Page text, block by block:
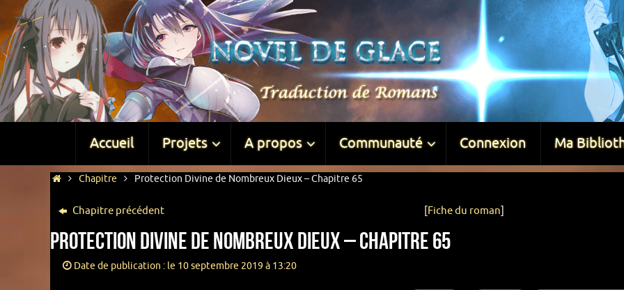
Accueil Projets A propos Communauté Connexion Ma
Chapitre Protection Divine de Nombreux Dieux – Chapitre 65
Chapitre précédent [Fiche du roman]
Protection Divine de Nombreux Dieux – Chapitre 65
Date de publication : le 10 septembre 2019 à 13:20